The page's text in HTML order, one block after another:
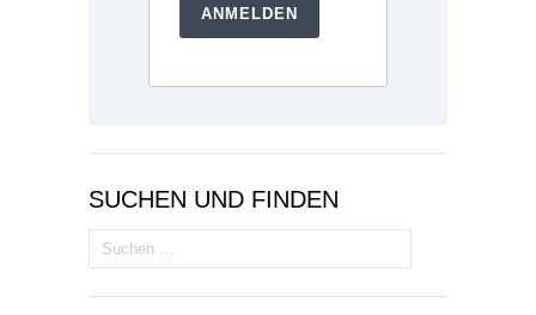
ANMELDEN
SUCHEN UND FINDEN
Suchen
nach: